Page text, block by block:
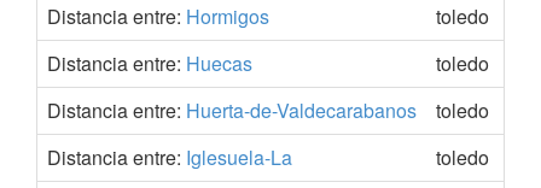
Distancia entre: Hormigos
toledo
Distancia entre: Huecas
toledo
Distancia entre: Huerta-de-Valdecarabanos
toledo
Distancia entre: Iglesuela-La
toledo